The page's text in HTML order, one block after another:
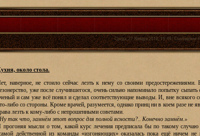
Среда, 27 Января 2010, 19:49 | Сообщение
около стола.
наверное, не стоило сейчас лезть к нему со своими
уже после случившегося, очень сильно напоминало попытку
и сам уже всё понял и сделал соответствующие выводы. И, вне всякого
либо со стороны. Кроме врачей, разумеется, однако принц ни в коем разе не
лезть к кому-либо с непрошенными советами.
так что, замнём этот вопрос для полной ясности?.. Конечно замнём.»
прогоняя мысли о том, какой курс лечения предписала бы по такому
действенной из команды «изгоняющих» оказалась пока ещё ничем не